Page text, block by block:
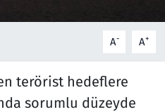
A- A+
terörist hedeflere
sorumlu düzeyde